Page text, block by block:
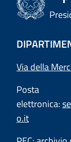
Via della
Posta
elettronica:
o.it